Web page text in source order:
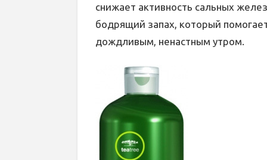
снижает активность сальных
бодрящий запах, который
дождливым, ненастным утром.